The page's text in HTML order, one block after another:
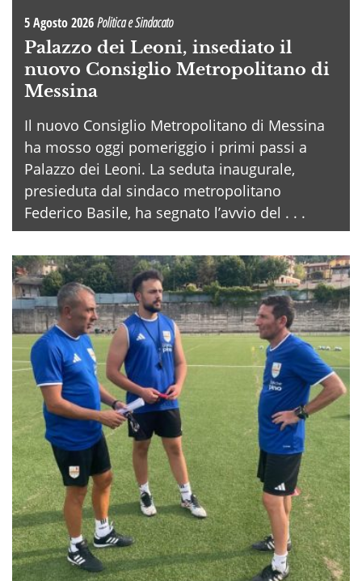
5 Agosto 2026Politica e Sindacato
Palazzo dei Leoni, insediato il
nuovo Consiglio Metropolitano di
Messina
Il nuovo Consiglio Metropolitano di Messina
ha mosso oggi pomeriggio i primi passi a
Palazzo dei Leoni. La seduta inaugurale,
presieduta dal sindaco metropolitano
Federico Basile, ha segnato l’avvio del . . .